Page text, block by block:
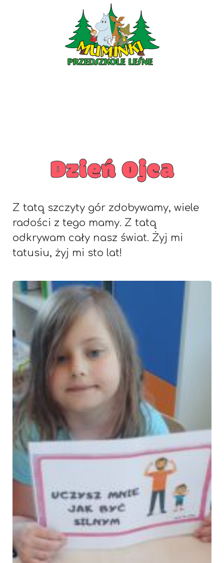
PRZEDSZKOLE PIOTRKÓW
PRZEDSZKOLE KLESZCZÓW
Dzień Ojca
Z tatą szczyty gór zdobywamy, wiele
radości z tego mamy. Z tatą
odkrywam cały nasz świat. Żyj mi
tatusiu, żyj mi sto lat!